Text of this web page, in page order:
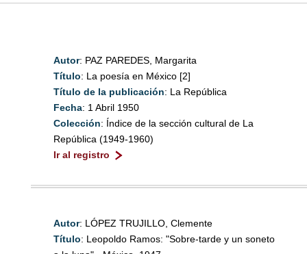
Autor: PAZ PAREDES, Margarita
Título: La poesía en México [2]
Título de la publicación: La República
Fecha: 1 Abril 1950
Colección: Índice de la sección cultural de La
República (1949-1960)
Ir al registro
Autor: LÓPEZ TRUJILLO, Clemente
Título: Leopoldo Ramos: "Sobre-tarde y un soneto